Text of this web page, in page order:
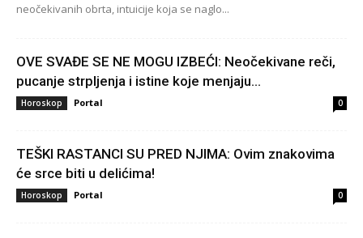
neočekivanih obrta, intuicije koja se naglo...
OVE SVAĐE SE NE MOGU IZBEĆI: Neočekivane reči,
pucanje strpljenja i istine koje menjaju...
Horoskop Portal 0
TEŠKI RASTANCI SU PRED NJIMA: Ovim znakovima
će srce biti u delićima!
Horoskop Portal 0